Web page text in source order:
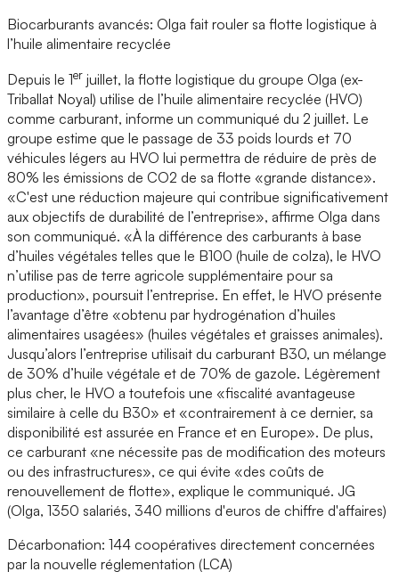
Biocarburants avancés: Olga fait rouler sa flotte logistique à
l’huile alimentaire recyclée
Depuis le 1er juillet, la flotte logistique du groupe Olga (ex-
Triballat Noyal) utilise de l’huile alimentaire recyclée (HVO)
comme carburant, informe un communiqué du 2 juillet. Le
groupe estime que le passage de 33 poids lourds et 70
véhicules légers au HVO lui permettra de réduire de près de
80% les émissions de CO2 de sa flotte «grande distance».
«C'est une réduction majeure qui contribue significativement
aux objectifs de durabilité de l’entreprise», affirme Olga dans
son communiqué. «À la différence des carburants à base
d’huiles végétales telles que le B100 (huile de colza), le HVO
n’utilise pas de terre agricole supplémentaire pour sa
production», poursuit l’entreprise. En effet, le HVO présente
l’avantage d’être «obtenu par hydrogénation d’huiles
alimentaires usagées» (huiles végétales et graisses animales).
Jusqu’alors l’entreprise utilisait du carburant B30, un mélange
de 30% d’huile végétale et de 70% de gazole. Légèrement
plus cher, le HVO a toutefois une «fiscalité avantageuse
similaire à celle du B30» et «contrairement à ce dernier, sa
disponibilité est assurée en France et en Europe». De plus,
ce carburant «ne nécessite pas de modification des moteurs
ou des infrastructures», ce qui évite «des coûts de
renouvellement de flotte», explique le communiqué. JG
(Olga, 1350 salariés, 340 millions d'euros de chiffre d'affaires)
Décarbonation: 144 coopératives directement concernées
par la nouvelle réglementation (LCA)